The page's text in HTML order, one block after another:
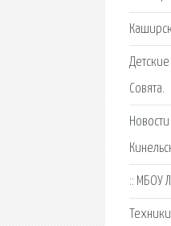
Совята.
:: МБОУ